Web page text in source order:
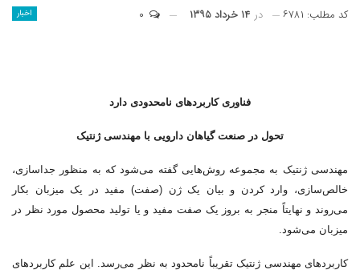
اخبار کد مطلب: ۶۷۸۱ در ۱۴ خرداد ۱۳۹۵
فناوری کاربردهای نامحدودی دارد
تحول در صنعت گیاهان دارویی با مهندسی ژنتیک
مهندسی ژنتیک به مجموعه روش‌هایی گفته می‌شود که به منظور جداسازی،
خالص‌سازی، وارد کردن و بیان یک ژن (صفت) مفید در یک میزبان بکار
می‌روند و نهایتاً منجر به بروز یک صفت مفید و یا تولید محصول مورد نظر در
میزبان می‌شود.
کاربردهای مهندسی ژنتیک تقریباً نامحدود به نظر می‌رسد. این علم کاربردهای